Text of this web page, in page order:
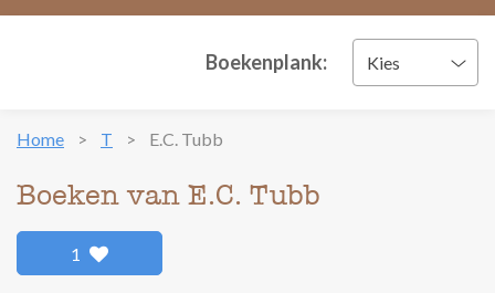
Boekenplank: Kies
Home T E.C. Tubb
Boeken van E.C. Tubb
1